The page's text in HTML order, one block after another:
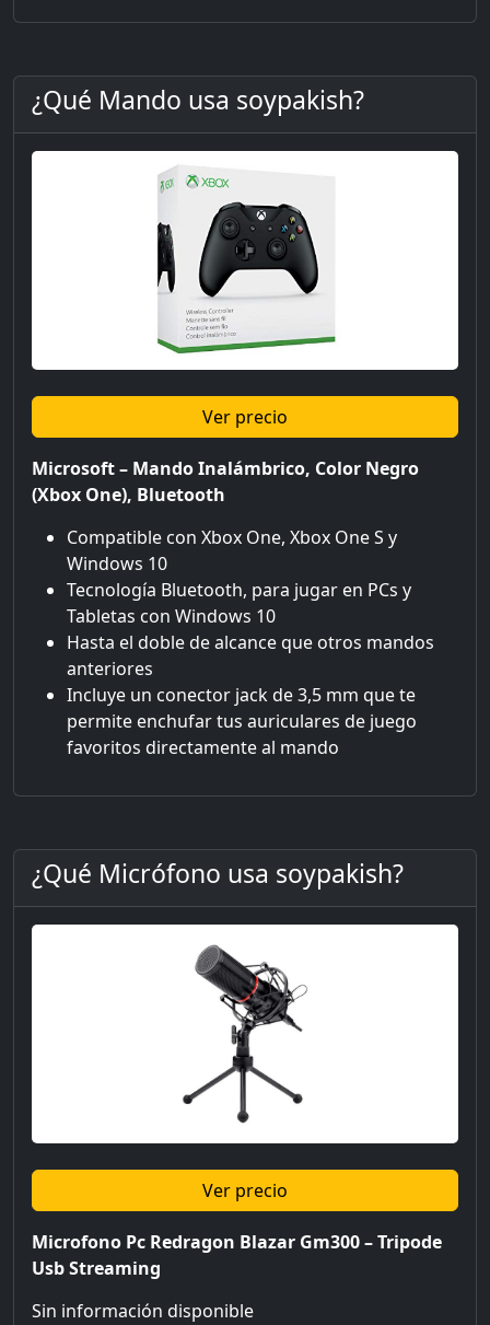
¿Qué Mando usa soypakish?
Ver precio
Microsoft – Mando Inalámbrico, Color Negro
(Xbox One), Bluetooth
Compatible con Xbox One, Xbox One S y
Windows 10
Tecnología Bluetooth, para jugar en PCs y
Tabletas con Windows 10
Hasta el doble de alcance que otros mandos
anteriores
Incluye un conector jack de 3,5 mm que te
permite enchufar tus auriculares de juego
favoritos directamente al mando
¿Qué Micrófono usa soypakish?
Ver precio
Microfono Pc Redragon Blazar Gm300 – Tripode
Usb Streaming
Sin información disponible